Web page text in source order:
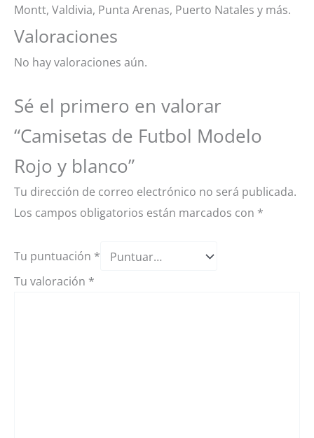
Montt, Valdivia, Punta Arenas, Puerto Natales y más.
Valoraciones
No hay valoraciones aún.
Sé el primero en valorar
“Camisetas de Futbol Modelo
Rojo y blanco”
Tu dirección de correo electrónico no será publicada.
Los campos obligatorios están marcados con *
Tu puntuación *
Tu valoración *